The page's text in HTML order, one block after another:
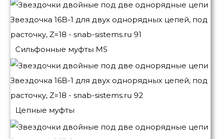
Сильфонные муфты MS
Цепные муфты